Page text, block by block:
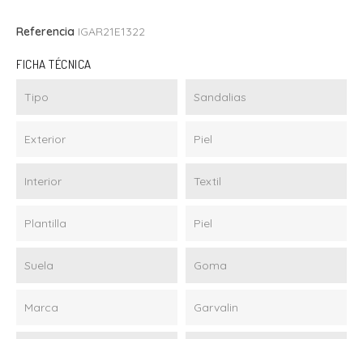
Referencia IGAR21E1322
FICHA TÉCNICA
Tipo Sandalias
Exterior Piel
Interior Textil
Plantilla Piel
Suela Goma
Marca Garvalin